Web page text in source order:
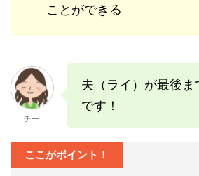
ことができる
チー
夫（ライ）が最後ま
です！
ここがポイント！